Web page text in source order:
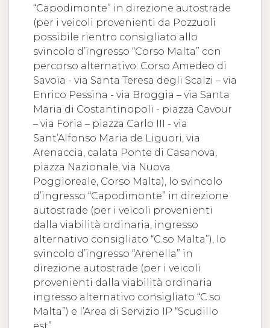
“Capodimonte” in direzione autostrade
(per i veicoli provenienti da Pozzuoli
possibile rientro consigliato allo
svincolo d’ingresso “Corso Malta” con
percorso alternativo: Corso Amedeo di
Savoia - via Santa Teresa degli Scalzi – via
Enrico Pessina - via Broggia – via Santa
Maria di Costantinopoli - piazza Cavour
– via Foria – piazza Carlo III - via
Sant’Alfonso Maria de Liguori, via
Arenaccia, calata Ponte di Casanova,
piazza Nazionale, via Nuova
Poggioreale, Corso Malta), lo svincolo
d’ingresso “Capodimonte” in direzione
autostrade (per i veicoli provenienti
dalla viabilità ordinaria, ingresso
alternativo consigliato “C.so Malta”), lo
svincolo d’ingresso “Arenella” in
direzione autostrade (per i veicoli
provenienti dalla viabilità ordinaria
ingresso alternativo consigliato “C.so
Malta”) e l’Area di Servizio IP “Scudillo